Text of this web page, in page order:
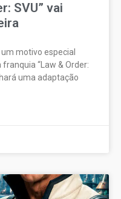
SVU” vai
motivo especial
“Law & Order:
uma adaptação